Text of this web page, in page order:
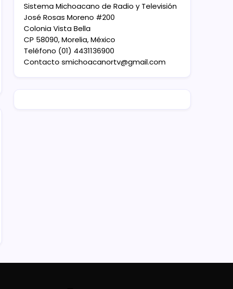
Sistema Michoacano de Radio y Televisión
José Rosas Moreno #200
Colonia Vista Bella
CP 58090, Morelia, México
Teléfono (01) 4431136900
Contacto smichoacanortv@gmail.com